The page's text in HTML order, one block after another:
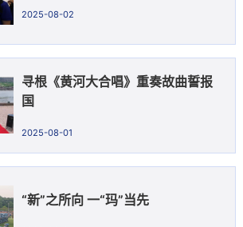
2025-08-02
寻根《黄河大合唱》重奏故曲誓报
国
2025-08-01
“新”之所向 一“玛”当先